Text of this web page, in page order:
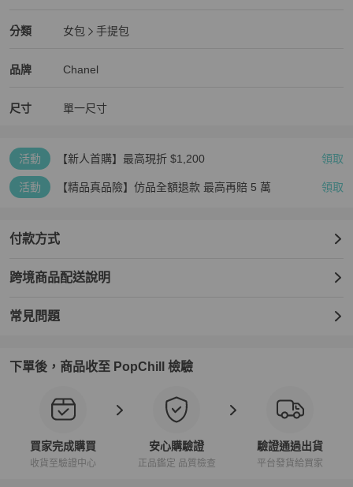
分類
Chanel 女包分類資訊
女包
手提包
品牌
Chanel 精品女包品牌介紹
Chanel
Chanel 推薦清單
尺寸 單一尺寸
活動 【新人首購】最高現折 $1,200 領取
活動 【精品真品險】仿品全額退款 最高再賠 5 萬 領取
付款方式
跨境商品配送說明
常見問題
下單後，商品收至 PopChill 檢驗
買家完成購買
收貨至驗證中心
安心購驗證
正品鑑定 品質檢查
驗證通過出貨
平台發貨給買家